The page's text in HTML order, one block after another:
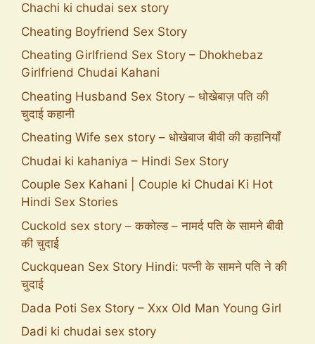
Chachi ki chudai sex story
Cheating Boyfriend Sex Story
Cheating Girlfriend Sex Story – Dhokhebaz
Girlfriend Chudai Kahani
Cheating Husband Sex Story – धोखेबाज़ पति की
चुदाई कहानी
Cheating Wife sex story – धोखेबाज बीवी की कहानियाँ
Chudai ki kahaniya – Hindi Sex Story
Couple Sex Kahani | Couple ki Chudai Ki Hot
Hindi Sex Stories
Cuckold sex story – ककोल्ड – नामर्द पति के सामने बीवी
की चुदाई
Cuckquean Sex Story Hindi: पत्नी के सामने पति ने की
चुदाई
Dada Poti Sex Story – Xxx Old Man Young Girl
Dadi ki chudai sex story